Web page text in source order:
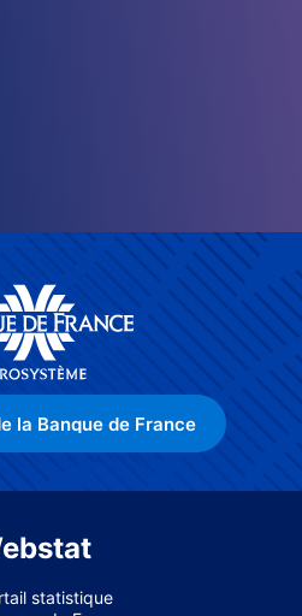
la Banque de France
statistique